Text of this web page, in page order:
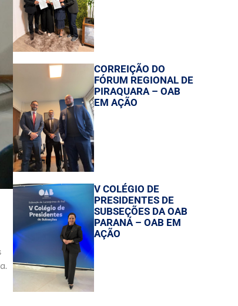
CORREIÇÃO DO
FÓRUM REGIONAL DE
PIRAQUARA – OAB
EM AÇÃO
V COLÉGIO DE
PRESIDENTES DE
SUBSEÇÕES DA OAB
PARANÁ – OAB EM
AÇÃO